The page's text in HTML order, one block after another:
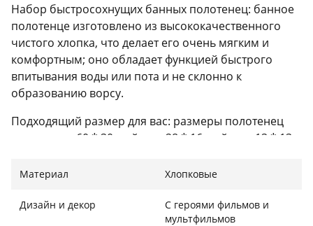
Набор быстросохнущих банных полотенец: банное
полотенце изготовлено из высококачественного
чистого хлопка, что делает его очень мягким и
комфортным; оно обладает функцией быстрого
впитывания воды или пота и не склонно к
образованию ворсу.
Подходящий размер для вас: размеры полотенец
составляют 60 * 30 дюймов, 28 * 16 дюймов, 13 * 13
Широкое применение: подходит для кемпинга, бега,
езды на велосипеде, тренажерного зала, плавания,
походов и йоги.
Материал Хлопковые
Дизайн и декор
С героями фильмов и
мультфильмов